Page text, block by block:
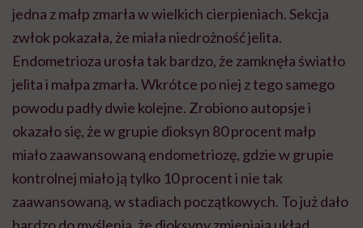
jedna z małp zmarła w wielkich cierpieniach. Sekcja
zwłok pokazała, że miała niedrożność jelita.
Endometrioza urosła tak bardzo, że zamknęła światło
jelita i małpa zmarła. Wkrótce po niej z tego samego
powodu padły dwie kolejne. Zrobiono autopsje i
okazało się, że w grupie dioksyn 80 procent małp
miało zaawansowaną endometriozę, gdzie w grupie
kontrolnej miało ją tylko 10 procent i nie tak
zaawansowaną, w stadiach początkowych. To już dało